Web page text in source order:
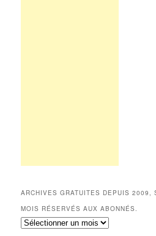
ARCHIVES GRATUITES DEPUIS 2009,
MOIS RÉSERVÉS AUX ABONNÉS.
Archives